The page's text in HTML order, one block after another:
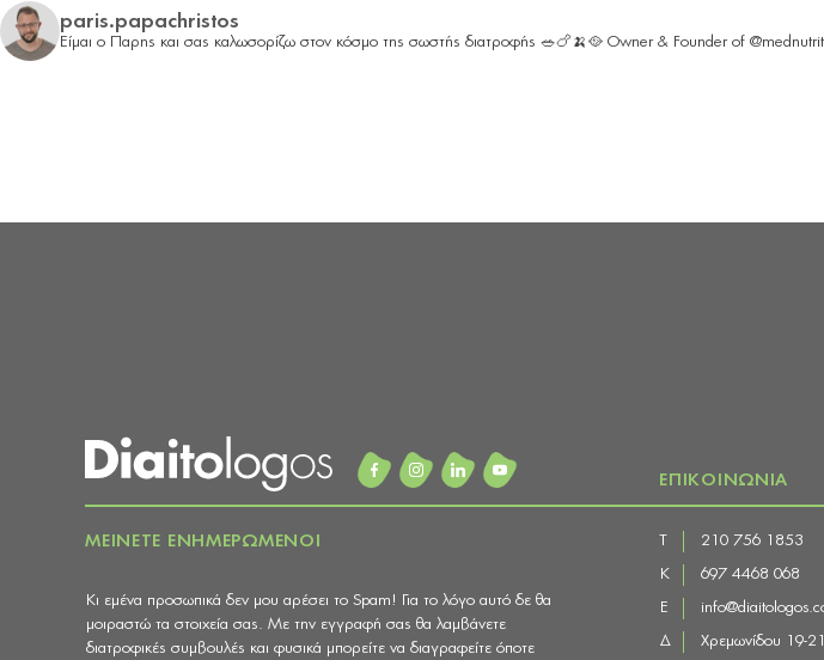
paris.papachristos
Είμαι ο Παρης και σας καλωσορίζω στον κόσμο της σωστής διατροφής 🥗🍗🍌🥘 Owner & Founder of
ΜΕΙΝΕΤΕ ΕΝΗΜΕΡΩΜΕΝΟΙ
Κι εμένα προσωπικά δεν μου αρέσει το Spam! Για το λόγο αυτό δε θα
μοιραστώ τα στοιχεία σας. Με την εγγραφή σας θα λαμβάνετε
διατροφικές συμβουλές και φυσικά μπορείτε να διαγραφείτε όποτε
ΕΠΙΚΟΙΝΩΝΙΑ
210 756 1853
Κ 697 4468 068
E
Δ Χρεμωνίδου 19-21